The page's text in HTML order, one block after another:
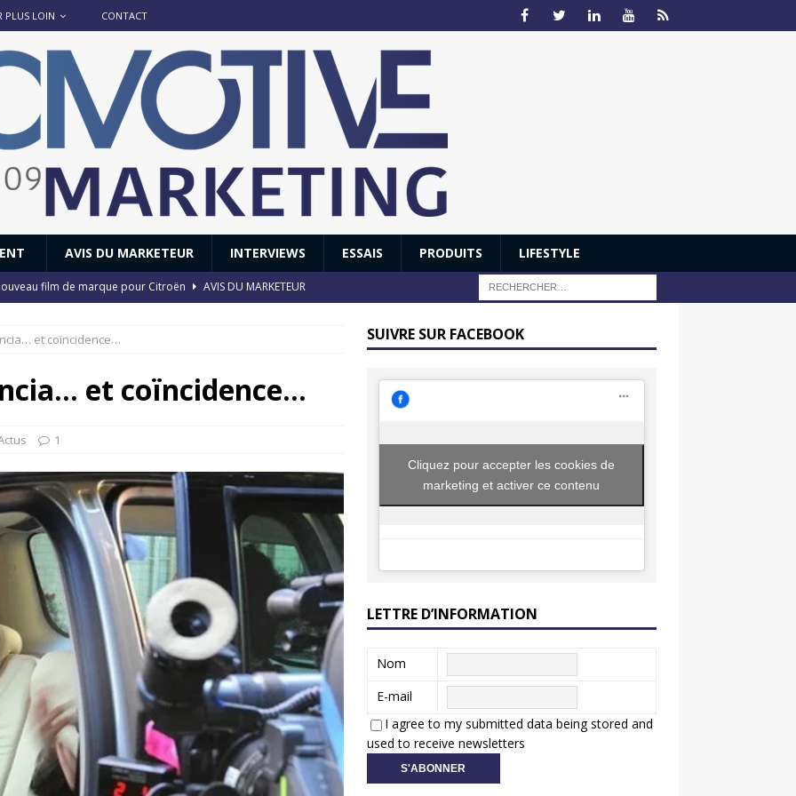
PLUS LOIN CONTACT
AVIS DU MARKETEUR INTERVIEWS ESSAIS PRODUITS LIFESTYLE
film de marque pour Citroën
AVIS DU MARKETEUR
GTi : naissance d’une légende
: Honda dévoile un spot publicitaire… confiné!
: Oui, les français vont parfois trop loin.
et coïncidence…
et coïncidence…
1
SUIVRE SUR FACEBOOK
Cliquez pour accepter les cookies de
marketing et activer ce contenu
LETTRE D’INFORMATION
Nom
E-mail
I agree to my submitted data being stored and
used to receive newsletters